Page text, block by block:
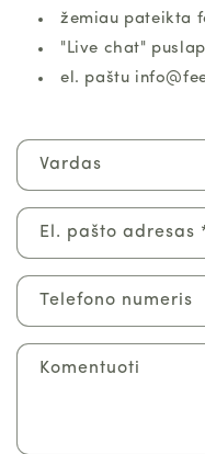
žemiau pateikta
"Live chat"
el. paštu
K
o
n
a
k
o
Vardas
El. pašto adresas
Telefono numeris
Komentuoti